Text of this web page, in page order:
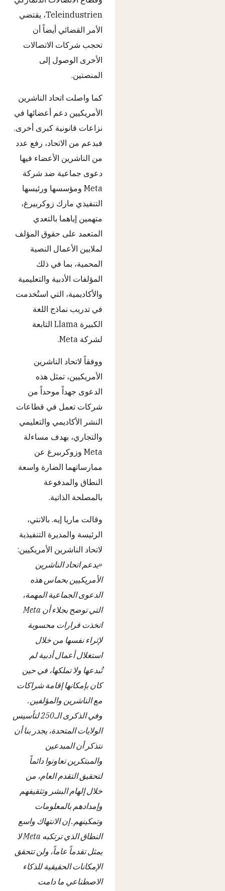
Teleindustrien، يقتضي
الأمر القضائي أيضاً أن
تحجب شركات الاتصالات
الأخرى الوصول إلى
المنصتين.
كما واصلت اتحاد الناشرين
الأمريكيين دعم أعضائها في
نزاعات قانونية كبرى أخرى.
فبدعم من الاتحاد، رفع عدد
من الناشرين الأعضاء فيها
دعوى جماعية ضد شركة
Meta ومؤسسها ورئيسها
التنفيذي مارك زوكربيرغ،
متهمين إياهما بالتعدي
المتعمد على حقوق المؤلف
لملايين الأعمال النصية
المحمية، بما في ذلك
المؤلفات الأدبية والتعليمية
والأكاديمية، التي استُخدمت
في تدريب نماذج اللغة
الكبيرة Llama التابعة
لشركة Meta.
ووفقاً لاتحاد الناشرين
الأمريكيين، تمثل هذه
الدعوى جهداً موحداً من
شركات تعمل في قطاعات
النشر الأكاديمي والتعليمي
والتجاري، بهدف مساءلة
Meta وزوكربيرغ عن
ممارساتهما الضارة واسعة
النطاق والمدفوعة
بالمصلحة الذاتية.
وقالت ماريا إيه. بالانتي،
الرئيسة والمديرة التنفيذية
لاتحاد الناشرين الأمريكيين:
«يدعم اتحاد الناشرين
الأمريكيين بحماس هذه
الدعوى الجماعية المهمة،
التي توضح بجلاء أن Meta
اتخذت قرارات محسوبة
لإثراء نفسها من خلال
استغلال أعمال أدبية لم
تُبدعها ولا تملكها، في حين
كان بإمكانها إقامة شراكات
مع الناشرين والمؤلفين.
وفي الذكرى الـ250 لتأسيس
الولايات المتحدة، يجدر بنا أن
نتذكر أن المبدعين
والمبتكرين تعاونوا دائماً
لتحقيق التقدم العام، من
خلال إلهام البشر وتثقيفهم
وإمدادهم بالمعلومات
وتمكينهم. إن الانتهاك واسع
النطاق الذي ترتكبه Meta لا
يمثل تقدماً عاماً، ولن تتحقق
الإمكانات الحقيقية للذكاء
الاصطناعي ما دامت